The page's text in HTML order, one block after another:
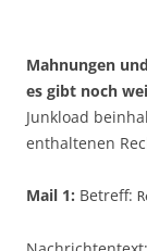
Mahnungen
es gibt noch
Junkload
enthaltenen
Mail 1: Betreff: